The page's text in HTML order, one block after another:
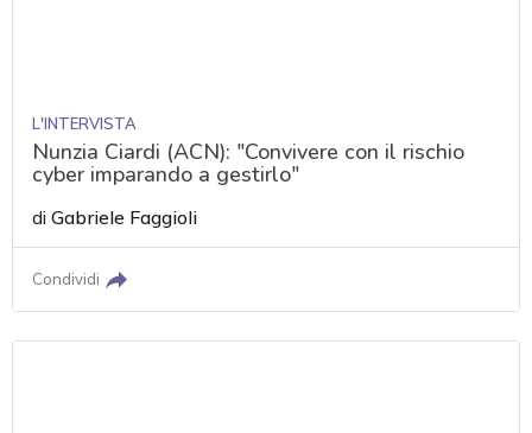
L'INTERVISTA
Nunzia Ciardi (ACN): "Convivere con il rischio
cyber imparando a gestirlo"
diGabriele Faggioli
Condividi